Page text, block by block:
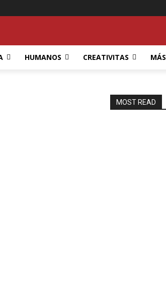
HUMANOS CREATIVITAS MÁS
MOST READ